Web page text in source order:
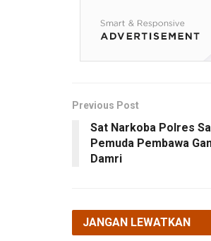
Previous Post
Sat Narkoba Polres
Pemuda Pembawa
Damri
JANGAN LEWATKAN